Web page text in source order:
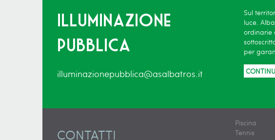
Illuminazione
pubblica
illuminazionepubblica@asalbatros.it
Sul
luce.
ordinarie
per
CONTATTI
Piscina
Tennis